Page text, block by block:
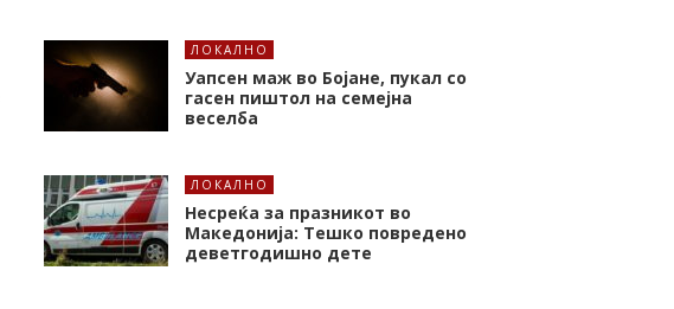
ЛОКАЛНО
Уапсен маж во Бојане, пукал со
гасен пиштол на семејна
веселба
ЛОКАЛНО
Несреќа за празникот во
Македонија: Тешко повредено
деветгодишно дете